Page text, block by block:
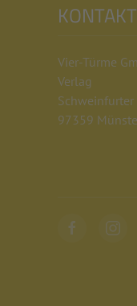
KONTAKT
Vier-Türme
Verlag
Schweinfurter
97359